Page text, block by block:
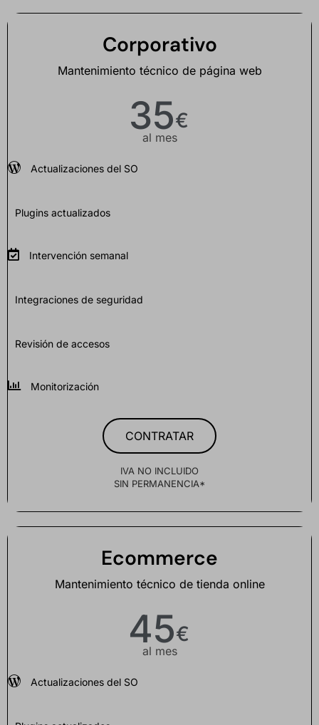
Corporativo
Mantenimiento técnico de página web
35€
al mes
Actualizaciones del SO
Plugins actualizados
Intervención semanal
Integraciones de seguridad
Revisión de accesos
Monitorización
CONTRATAR
IVA NO INCLUIDO
SIN PERMANENCIA*
Ecommerce
Mantenimiento técnico de tienda online
45€
al mes
Actualizaciones del SO